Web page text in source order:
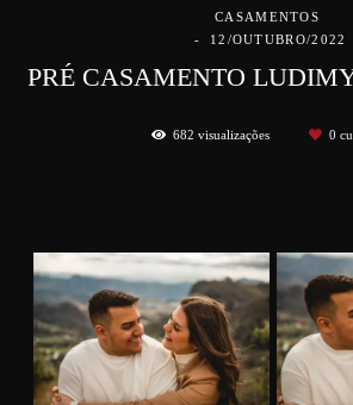
CASAMENTOS
12/OUTUBRO/2022
PRÉ CASAMENTO
682 visualizações 0